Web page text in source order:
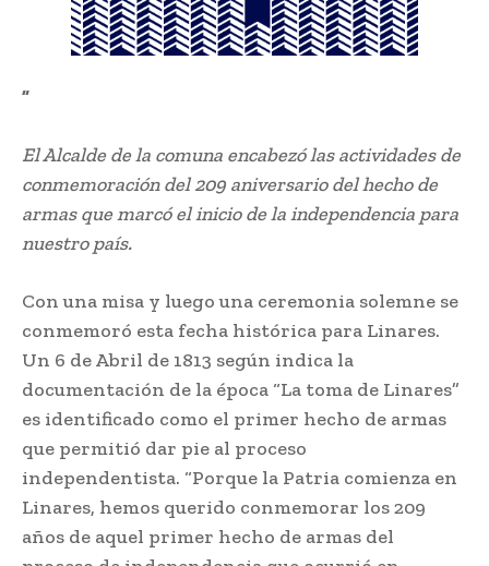
”
El Alcalde de la comuna encabezó las actividades de
conmemoración del 209 aniversario del hecho de
armas que marcó el inicio de la independencia para
nuestro país.
Con una misa y luego una ceremonia solemne se
conmemoró esta fecha histórica para Linares.
Un 6 de Abril de 1813 según indica la
documentación de la época “La toma de Linares”
es identificado como el primer hecho de armas
que permitió dar pie al proceso
independentista. “Porque la Patria comienza en
Linares, hemos querido conmemorar los 209
años de aquel primer hecho de armas del